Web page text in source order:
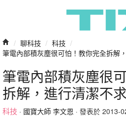
/ 聊科技 / 科技 /
筆電內部積灰塵很可怕！教你完全拆解
筆電內部積灰塵很
拆解，進行清潔不
科技 · 國寶大師 李文恩 · 發表於 2013-